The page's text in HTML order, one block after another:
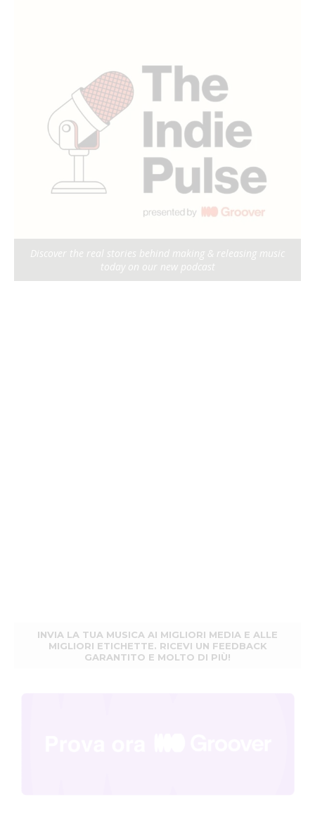
Discover the real stories behind making & releasing music
today on our new podcast
INVIA LA TUA MUSICA AI MIGLIORI MEDIA E ALLE
MIGLIORI ETICHETTE. RICEVI UN FEEDBACK
GARANTITO E MOLTO DI PIÙ!